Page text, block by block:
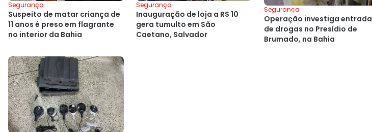
Segurança
Suspeito de matar criança de
11 anos é preso em flagrante
no interior da Bahia
Segurança
Inauguração de loja a R$ 10
gera tumulto em São
Caetano, Salvador
Segurança
Operação investiga entrada
de drogas no Presídio de
Brumado, na Bahia